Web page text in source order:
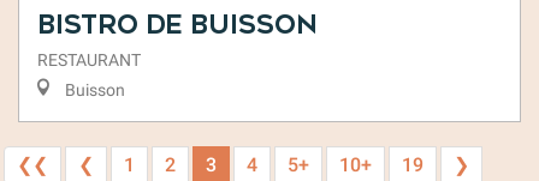
Bistro de Buisson
RESTAURANT
Buisson
❮❮ ❮ 1 2 3 4 5+ 10+ 19
❯